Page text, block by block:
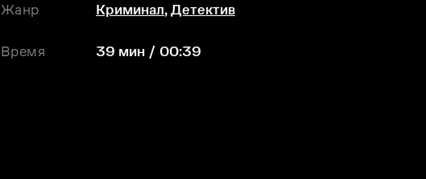
Жанр Криминал, Детектив
Время 39 мин / 00:39